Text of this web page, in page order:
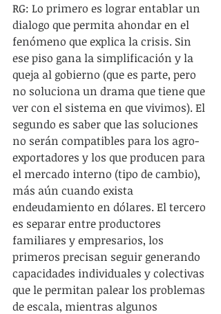
RG: Lo primero es lograr entablar un
dialogo que permita ahondar en el
fenómeno que explica la crisis. Sin
ese piso gana la simplificación y la
queja al gobierno (que es parte, pero
no soluciona un drama que tiene que
ver con el sistema en que vivimos). El
segundo es saber que las soluciones
no serán compatibles para los agro-
exportadores y los que producen para
el mercado interno (tipo de cambio),
más aún cuando exista
endeudamiento en dólares. El tercero
es separar entre productores
familiares y empresarios, los
primeros precisan seguir generando
capacidades individuales y colectivas
que le permitan palear los problemas
de escala, mientras algunos